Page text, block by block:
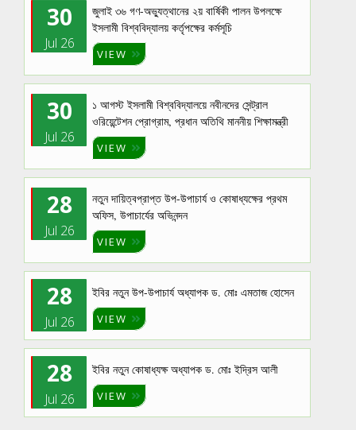
30
Jul 26
জুলাই ৩৬ গণ-অভ্যুত্থানের ২য় বার্ষিকী পালন উপলক্ষে
ইসলামী বিশ্ববিদ্যালয় কর্তৃপক্ষের কর্মসূচি
VIEW
30
Jul 26
১ আগস্ট ইসলামী বিশ্ববিদ্যালয়ে নবীনদের সেন্ট্রাল
ওরিয়েন্টেশন প্রোগ্রাম, প্রধান অতিথি মাননীয় শিক্ষামন্ত্রী
VIEW
28
Jul 26
নতুন দায়িত্বপ্রাপ্ত উপ-উপাচার্য ও কোষাধ্যক্ষের প্রথম
অফিস, উপাচার্যের অভিনন্দন
VIEW
28
Jul 26
ইবির নতুন উপ-উপাচার্য অধ্যাপক ড. মোঃ এমতাজ হোসেন
VIEW
28
Jul 26
ইবির নতুন কোষাধ্যক্ষ অধ্যাপক ড. মোঃ ইদ্রিস আলী
VIEW